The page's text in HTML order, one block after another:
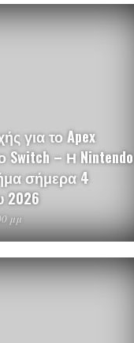
για το Apex
Switch – Η Nintendo
σήμερα 4
2026
μμ